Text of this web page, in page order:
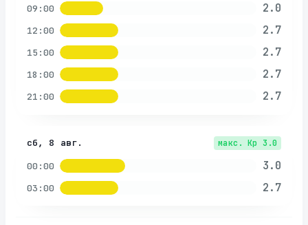
09:00 2.0
12:00 2.7
15:00 2.7
18:00 2.7
21:00 2.7
сб, 8 авг. макс. Kp 3.0
00:00 3.0
03:00 2.7